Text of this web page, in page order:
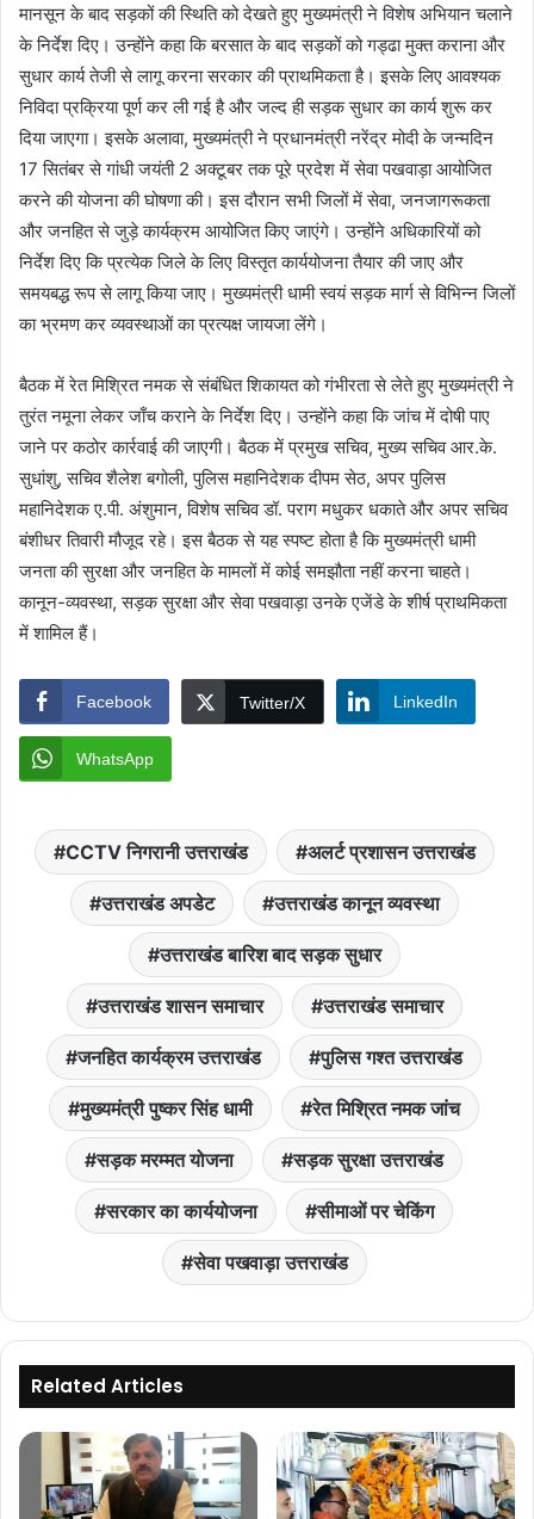
मानसून के बाद सड़कों की स्थिति को देखते हुए मुख्यमंत्री ने विशेष अभियान चलाने
के निर्देश दिए। उन्होंने कहा कि बरसात के बाद सड़कों को गड्ढा मुक्त कराना और
सुधार कार्य तेजी से लागू करना सरकार की प्राथमिकता है। इसके लिए आवश्यक
निविदा प्रक्रिया पूर्ण कर ली गई है और जल्द ही सड़क सुधार का कार्य शुरू कर
दिया जाएगा। इसके अलावा, मुख्यमंत्री ने प्रधानमंत्री नरेंद्र मोदी के जन्मदिन
17 सितंबर से गांधी जयंती 2 अक्टूबर तक पूरे प्रदेश में सेवा पखवाड़ा आयोजित
करने की योजना की घोषणा की। इस दौरान सभी जिलों में सेवा, जनजागरूकता
और जनहित से जुड़े कार्यक्रम आयोजित किए जाएंगे। उन्होंने अधिकारियों को
निर्देश दिए कि प्रत्येक जिले के लिए विस्तृत कार्ययोजना तैयार की जाए और
समयबद्ध रूप से लागू किया जाए। मुख्यमंत्री धामी स्वयं सड़क मार्ग से विभिन्न जिलों
का भ्रमण कर व्यवस्थाओं का प्रत्यक्ष जायजा लेंगे।
बैठक में रेत मिश्रित नमक से संबंधित शिकायत को गंभीरता से लेते हुए मुख्यमंत्री ने
तुरंत नमूना लेकर जाँच कराने के निर्देश दिए। उन्होंने कहा कि जांच में दोषी पाए
जाने पर कठोर कार्रवाई की जाएगी। बैठक में प्रमुख सचिव, मुख्य सचिव आर.के.
सुधांशु, सचिव शैलेश बगोली, पुलिस महानिदेशक दीपम सेठ, अपर पुलिस
महानिदेशक ए.पी. अंशुमान, विशेष सचिव डॉ. पराग मधुकर धकाते और अपर सचिव
बंशीधर तिवारी मौजूद रहे। इस बैठक से यह स्पष्ट होता है कि मुख्यमंत्री धामी
जनता की सुरक्षा और जनहित के मामलों में कोई समझौता नहीं करना चाहते।
कानून-व्यवस्था, सड़क सुरक्षा और सेवा पखवाड़ा उनके एजेंडे के शीर्ष प्राथमिकता
में शामिल हैं।
Facebook Twitter/X LinkedIn
WhatsApp
CCTV निगरानी उत्तराखंड अलर्ट प्रशासन उत्तराखंड
उत्तराखंड अपडेट उत्तराखंड कानून व्यवस्था
उत्तराखंड बारिश बाद सड़क सुधार
उत्तराखंड शासन समाचार उत्तराखंड समाचार
जनहित कार्यक्रम उत्तराखंड पुलिस गश्त उत्तराखंड
मुख्यमंत्री पुष्कर सिंह धामी रेत मिश्रित नमक जांच
सड़क मरम्मत योजना सड़क सुरक्षा उत्तराखंड
सरकार का कार्ययोजना सीमाओं पर चेकिंग
सेवा पखवाड़ा उत्तराखंड
Related Articles